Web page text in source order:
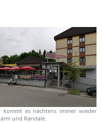
kommt es nächtens immer wieder
und Randale.